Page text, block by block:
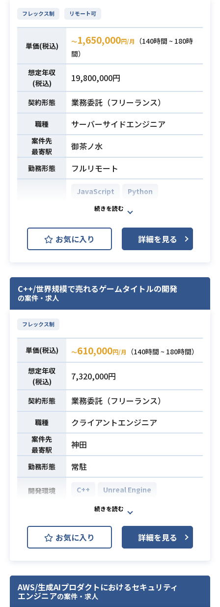
必須スキル
・スプレッドシートなどを活用した
・各種マーケティング指標をベース
に、自身で改善の仮説を構築し実行
できるスキル
ォーム、成果報酬型広告の運用経験
・特定の領域（マッチング、美容、
恋愛など）における広告運用の経験
・SQLやデータ可視化ツールを用い
たデータの集計およびダッシュボー
ド構築の経験
・広告クリエイティブに関する分析
経験
・生成AIを活用した運用の効率化や
クリエイティブ企画の経験
業務内容
いただきます。
【仕事内容】
下記の業務を担っていただく想定で
す。
・主要な運用型広告やストア広告に
おける運用サポートおよび数値管理
業務
・プロモーション用制作物の企画、
分析、および改善案の提示
・インフルエンサーを活用した施策
の企画、候補選定、進行管理、およ
び効果測定
・各種主要SNSにおけるトレンド調
査
・各種キャンペーンやプロモーショ
・アプリストア、ランディングペー
ジ、および広告訴求の最適化案の作
成
・競合他社、エンドユーザーの動
※詳細は面談時にお伝えします。
・2年以上の社会人経験
・toC向けサービスにおけるマーケテ
データ集計および整理スキル
・抽象的な課題に対して仮説を構築
フレックス制 リモート可
単価(税込) 〜1,650,000円/月
（140時間 ~ 180時
間）
想定年収
(税込)
19,800,000円
契約形態 業務委託（フリーランス）
職種 サーバーサイドエンジニア
案件先
最寄駅
御茶ノ水
勤務形態 フルリモート
開発環境
JavaScript
Python
TypeScript
PostgreSQL
AWS (Amazon Web Services)
GCP (Google Cloud Platform)
新規AIエージェントの開発に携わっ
バックエンドを中心としてインフラ
ます。
必須スキル
ンド開発経験 5年以上
・LLMを組み込んだアプリケーショ
ンの設計・実装経験
（堅牢性・セキュリティ・非機能要
件を考慮した上で本番プロダクトと
して継続的に運用・改善まで関与し
た経験が必須。PoC・検証のみはカ
ウント対象外）
・複雑なドメインにおけるアーキテ
クチャ設計
・ クラウドインフラの構築・運用経
・テックリードまたは技術的にリー
ドした経験
お気に入り 詳細を見る
C++/世界規模で売れるゲームタイトルの開発
の案件・求人
フレックス制
単価(税込) 〜610,000円/月
（140時間 ~ 180時間）
想定年収
(税込)
7,320,000円
契約形態 業務委託（フリーランス）
職種 クライアントエンジニア
案件先
最寄駅
神田
勤務形態 常駐
開発環境 C++ Unreal Engine
[業務内容]
・ゲーム内のプレイヤーや敵、ギミ
ック、UIなどの実装
・ゲームの進行を制御する各種シス
・ゲームコンテンツ・レベル要素の
実装
・ゲームUIの実装、制作支援を行う
お気に入り 詳細を見る
AWS/生成AIプロダクトにおけるセキュリティ
エンジニアの案件・求人